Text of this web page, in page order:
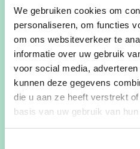
We gebruiken cookies om
personaliseren, om functies
om ons websiteverkeer te
informatie over uw gebruik
voor social media,
kunnen deze gegevens
die u aan ze heeft verstrekt
basis van uw gebruik van
inschrijver aan wie de
Cultuurcentrum:
met project Klub Carbon
Klub Karbon is een
outreachend worden
creatieve talenten verder